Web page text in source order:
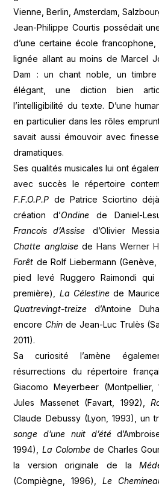
Vienne, Berlin, Amsterdam,
Jean-Philippe Courtis possédait
d’une certaine école
lignée allant au moins de Marcel
Dam : un chant noble, un
élégant, une diction bien
l’intelligibilité du texte. D’une
en particulier dans les rôles
savait aussi émouvoir avec
dramatiques.
Ses qualités musicales lui ont
avec succès le répertoire
F.F.O.P.P de Patrice Sciortino
création d’Ondine de Daniel-
Francois
d’Assise d’Olivier
Chatte anglaisede Hans Werner
Forêt de Rolf Liebermann
pied levé Ruggero Raimondi qui
première), La Célestine de
Quatrevingt-treize d’Antoine
encore Chin de Jean-Luc Trulès
2011).
Sa curiosité l’amène
résurrections du répertoire
Giacomo Meyerbeer (Montpellier,
Jules Massenet (Favart, 1992),
Claude Debussy (Lyon, 1993), un
songe d’une nuit d’été
1994), La Colombe de Charles
la version originale de la
(Compiègne, 1996), Le